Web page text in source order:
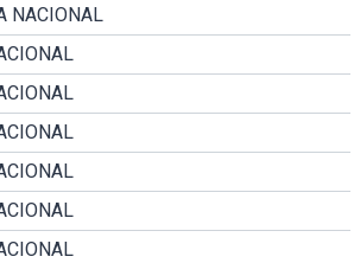
NACIONAL